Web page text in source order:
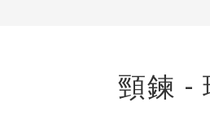
頸鍊 -